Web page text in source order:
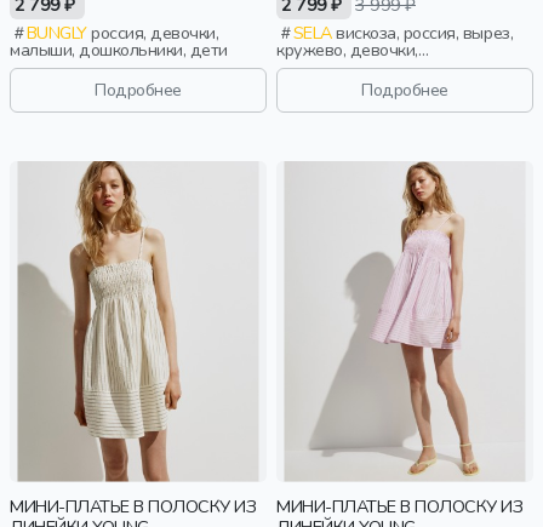
BUNGLYроссия, девочки,
малыши, дошкольники, дети
Подробнее
SELAвискоза, россия, вырез,
кружево, девочки,
старшеклассники, дети
Подробнее
МИНИ-ПЛАТЬЕ В ПОЛОСКУ ИЗ
МИНИ-ПЛАТЬЕ В ПОЛОСКУ ИЗ